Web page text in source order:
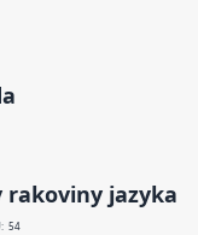
rakoviny jazyka
54